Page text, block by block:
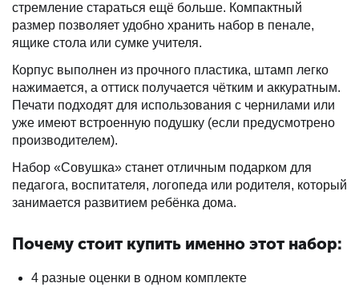
стремление стараться ещё больше. Компактный
размер позволяет удобно хранить набор в пенале,
ящике стола или сумке учителя.
Корпус выполнен из прочного пластика, штамп легко
нажимается, а оттиск получается чётким и аккуратным.
Печати подходят для использования с чернилами или
уже имеют встроенную подушку (если предусмотрено
производителем).
Набор «Совушка» станет отличным подарком для
педагога, воспитателя, логопеда или родителя, который
занимается развитием ребёнка дома.
Почему стоит купить именно этот набор:
4 разные оценки в одном комплекте